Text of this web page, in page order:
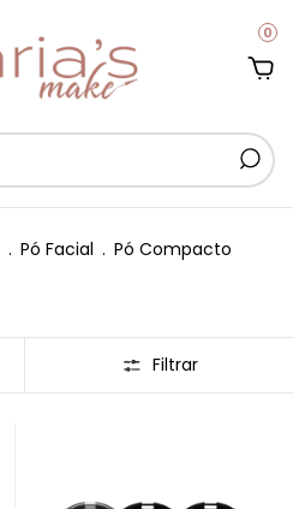
0
. Pó Facial . Pó Compacto
Filtrar